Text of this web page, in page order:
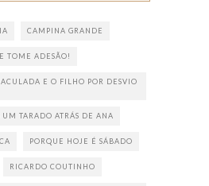
CAMPINA GRANDE
E TOME ADESÃO!
E O FILHO POR DESVIO
UM TARADO ATRÁS DE ANA
PORQUE HOJE É SÁBADO
RICARDO COUTINHO